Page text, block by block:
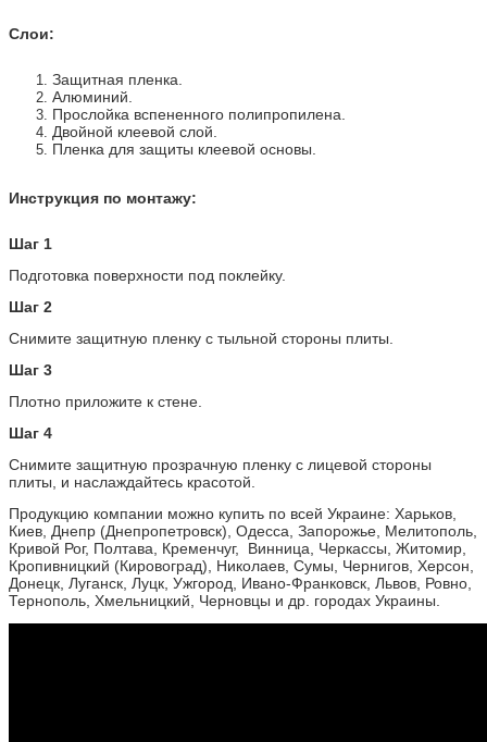
Слои:
Защитная пленка.
Алюминий.
Прослойка вспененного полипропилена.
Двойной клеевой слой.
Пленка для защиты клеевой основы.
Инструкция по монтажу:
Шаг 1
Подготовка поверхности под поклейку.
Шаг 2
Снимите защитную пленку с тыльной стороны плиты.
Шаг 3
Плотно приложите к стене.
Шаг 4
Снимите защитную прозрачную пленку с лицевой стороны
плиты, и наслаждайтесь красотой.
Продукцию компании можно купить по всей Украине: Харьков,
Киев, Днепр (Днепропетровск), Одесса, Запорожье, Мелитополь,
Кривой Рог, Полтава, Кременчуг, Винница, Черкассы, Житомир,
Кропивницкий (Кировоград), Николаев, Сумы, Чернигов, Херсон,
Донецк, Луганск, Луцк, Ужгород, Ивано-Франковск, Львов, Ровно,
Тернополь, Хмельницкий, Черновцы и др. городах Украины.